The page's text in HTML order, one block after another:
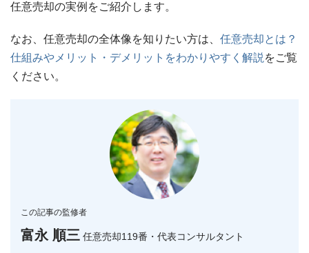
任意売却の実例をご紹介します。
なお、任意売却の全体像を知りたい方は、 任意売却とは？
仕組みやメリット・デメリットをわかりやすく解説 をご覧
ください。
この記事の監修者
富永 順三 任意売却119番・代表コンサルタント